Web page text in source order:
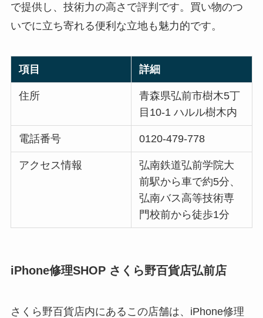
で提供し、技術力の高さで評判です。買い物のつ
いでに立ち寄れる便利な立地も魅力的です。
項目 詳細
住所
青森県弘前市樹木5丁
目10-1 ハルル樹木内
電話番号 0120-479-778
アクセス情報
弘南鉄道弘前学院大
前駅から車で約5分、
弘南バス高等技術専
門校前から徒歩1分
iPhone修理SHOP さくら野百貨店弘前店
さくら野百貨店内にあるこの店舗は、iPhone修理